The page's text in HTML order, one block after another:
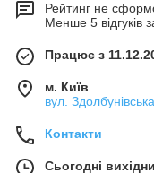
Рейтинг не
Менше 5 відгуків
Працює з
м. Київ
вул.
Контакти
Сьогодні